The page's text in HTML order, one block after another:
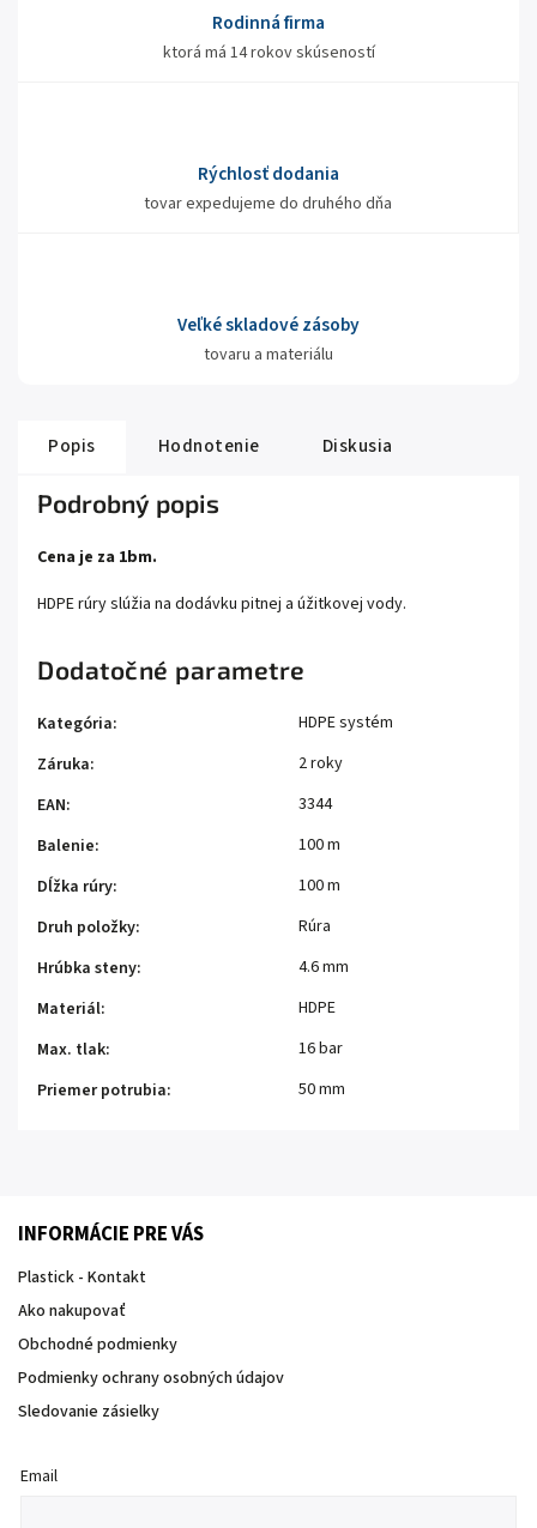
Rodinná firma
ktorá má 14 rokov skúseností
Rýchlosť dodania
tovar expedujeme do druhého dňa
Veľké skladové zásoby
tovaru a materiálu
Popis Hodnotenie Diskusia
Podrobný popis
Cena je za 1bm.
HDPE rúry slúžia na dodávku pitnej a úžitkovej vody.
Dodatočné parametre
Kategória:
HDPE systém
Záruka:
2 roky
EAN:
3344
Balenie:
100 m
Dĺžka rúry:
100 m
Druh položky:
Rúra
Hrúbka steny:
4.6 mm
Materiál:
HDPE
Max. tlak:
16 bar
Priemer potrubia: 50 mm
INFORMÁCIE PRE VÁS
Plastick - Kontakt
Ako nakupovať
Obchodné podmienky
Podmienky ochrany osobných údajov
Sledovanie zásielky
Email